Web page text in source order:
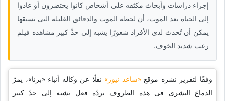
إجراء دراسات وأبحاث مکثفه على أشخاص کانوا یحتضرون أو عادوا
إلى الحیاه بعد الموت، أن لحظه الموت والدقائق القلیله التی تسبقها
یمکن أن تُحدث لدى الأفراد شعورًا یشبه إلى حدٍّ کبیر مشاهده فیلم
رعب شدید الخوف.
وفقًا لتقریر نشره موقع «ساعد نیوز» نقلًا عن وکاله أنباء «برنا»، یمرّ
الدماغ البشری فی هذه الظروف بردّه فعل تشبه إلى حدّ کبیر